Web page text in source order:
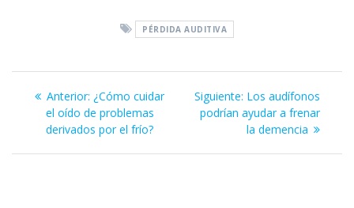
p er
PÉRDIDA AUDITIVA
Navegación
entradas
Anterior: Entrada
anterior:
¿Cómo cuidar
el oído de problemas
derivados por el frío?
Siguiente: Siguiente
entrada:
Los audífonos
podrían ayudar a frenar
la demencia